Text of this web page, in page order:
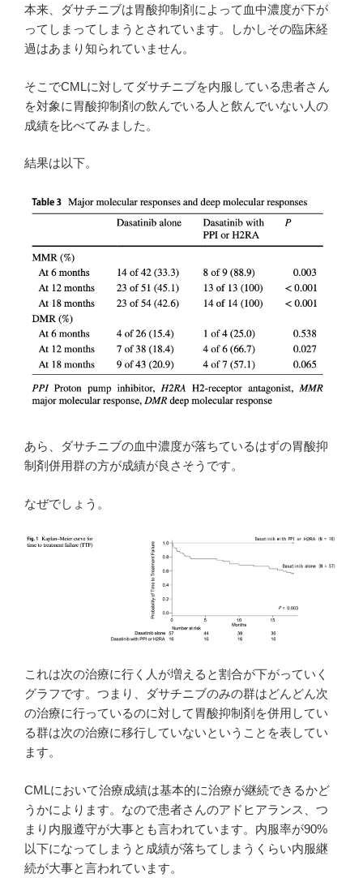
本来、ダサチニブは胃酸抑制剤によって血中濃度が下が
ってしまってしまうとされています。しかしその臨床経
過はあまり知られていません。
そこでCMLに対してダサチニブを内服している患者さん
を対象に胃酸抑制剤の飲んでいる人と飲んでいない人の
成績を比べてみました。
結果は以下。
あら、ダサチニブの血中濃度が落ちているはずの胃酸抑
制剤併用群の方が成績が良さそうです。
なぜでしょう。
これは次の治療に行く人が増えると割合が下がっていく
グラフです。つまり、ダサチニブのみの群はどんどん次
の治療に行っているのに対して胃酸抑制剤を併用してい
る群は次の治療に移行していないということを表してい
ます。
CMLにおいて治療成績は基本的に治療が継続できるかど
うかによります。なので患者さんのアドヒアランス、つ
まり内服遵守が大事とも言われています。内服率が90%
以下になってしまうと成績が落ちてしまうくらい内服継
続が大事と言われています。